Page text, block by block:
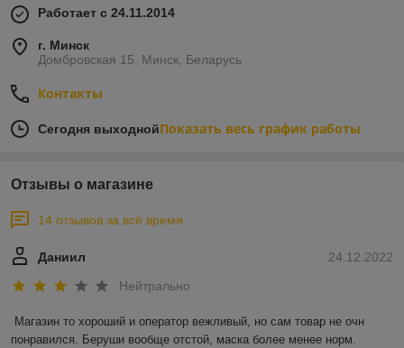
Работает с 24.11.2014
г. Минск
Домбровская 15, Минск, Беларусь
Контакты
Сегодня выходнойПоказать весь график работы
Отзывы о магазине
14 отзывов за всё время
24.12.2022
Даниил
Нейтрально
Магазин то хороший и оператор вежливый, но сам товар не очн
понравился. Беруши вообще отстой, маска более менее норм.